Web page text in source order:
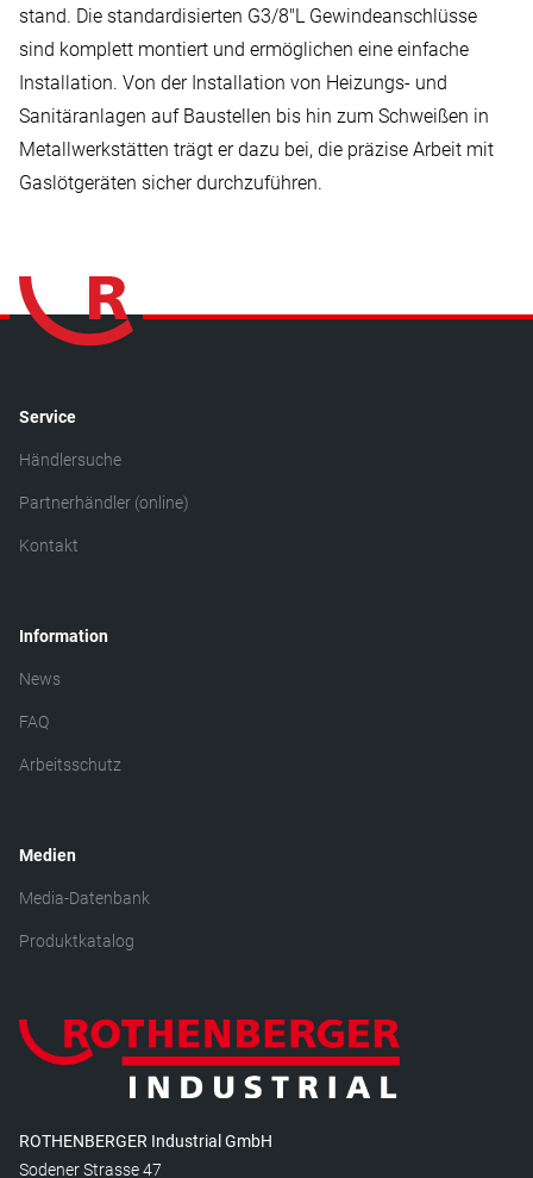
stand. Die standardisierten G3/8″L Gewindeanschlüsse
sind komplett montiert und ermöglichen eine einfache
Installation. Von der Installation von Heizungs- und
Sanitäranlagen auf Baustellen bis hin zum Schweißen in
Metallwerkstätten trägt er dazu bei, die präzise Arbeit mit
Gaslötgeräten sicher durchzuführen.
Service
Händlersuche
Partnerhändler (online)
Kontakt
Information
News
FAQ
Arbeitsschutz
Medien
Media-Datenbank
Produktkatalog
ROTHENBERGER Industrial GmbH
Sodener Strasse 47